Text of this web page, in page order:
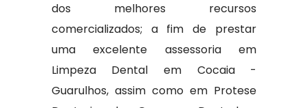
dos melhores recursos
comercializados; a fim de prestar
uma excelente assessoria em
Limpeza Dental em Cocaia -
Guarulhos, assim como em Protese